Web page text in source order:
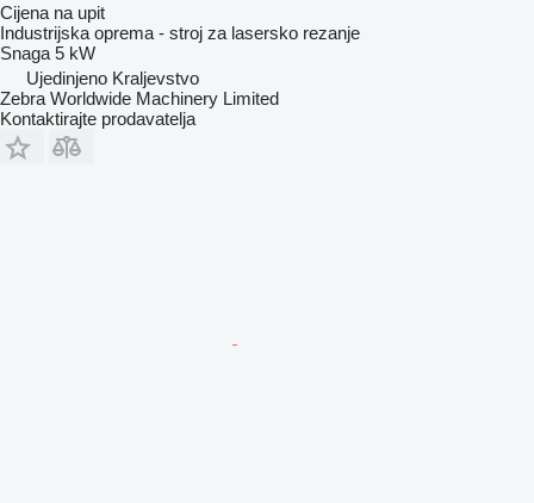
Cijena na upit
Industrijska oprema - stroj za lasersko rezanje
Snaga 5 kW
Ujedinjeno Kraljevstvo
Zebra Worldwide Machinery Limited
Kontaktirajte prodavatelja